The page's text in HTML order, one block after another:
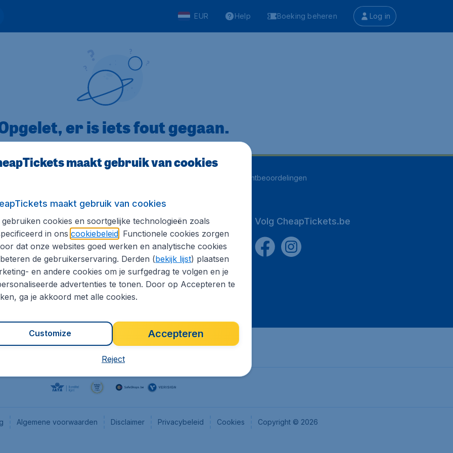
EUR Help Boeking beheren Log in
er is iets fout gegaan.
klantbeoordelingen
informatie
Internationale sites
Flugladen.de
CheapTickets.ch
CheapTickets.nl
CheapTickets.sg
Volg CheapTickets.be
Algemene voorwaarden Disclaimer Privacybeleid Cookies Copyright © 2026
maakt gebruik van cookies
maakt gebruik van cookies
gebruiken cookies en soortgelijke technologieën zoals
in ons cookiebeleid. Functionele cookies zorgen
dat onze websites goed werken en analytische cookies
de gebruikerservaring. Derden (bekijk lijst) plaatsen
en andere cookies om je surfgedrag te volgen en je
advertenties te tonen. Door op Accepteren te
ga je akkoord met alle cookies.
Accepteren
Customize
Reject